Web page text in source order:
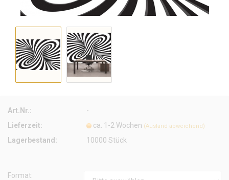
Art.Nr.:
-
Lieferzeit:
ca. 1-2 Wochen (Ausland abweichend)
Lagerbestand: 10000Stück
Format: